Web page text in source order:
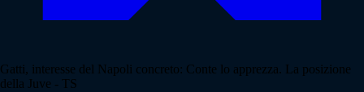
Gatti, interesse del Napoli concreto: Conte lo apprezza. La posizione
della Juve - TS